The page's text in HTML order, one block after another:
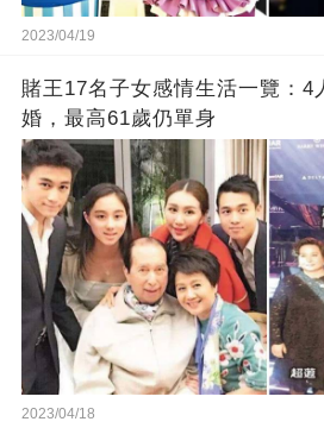
2023/04/19
賭王17名子女感情生活一覽：4
婚，最高61歲仍單身
2023/04/18